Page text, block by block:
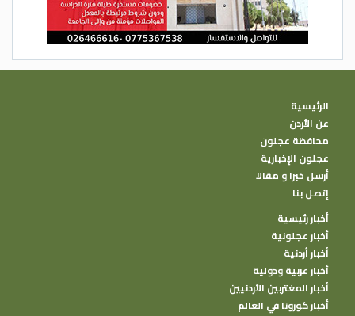
الرئيسية
عن الأردن
محافظة عجلون
عجلون الإخبارية
أرسل خبرا و مقالا
إتصل بنا
أخبار رئيسية
أخبار عجلونية
أخبار أردنية
أخبار عربية ودولية
أخبار المغتربين الأردنيين
أخبار كورونا في العالم